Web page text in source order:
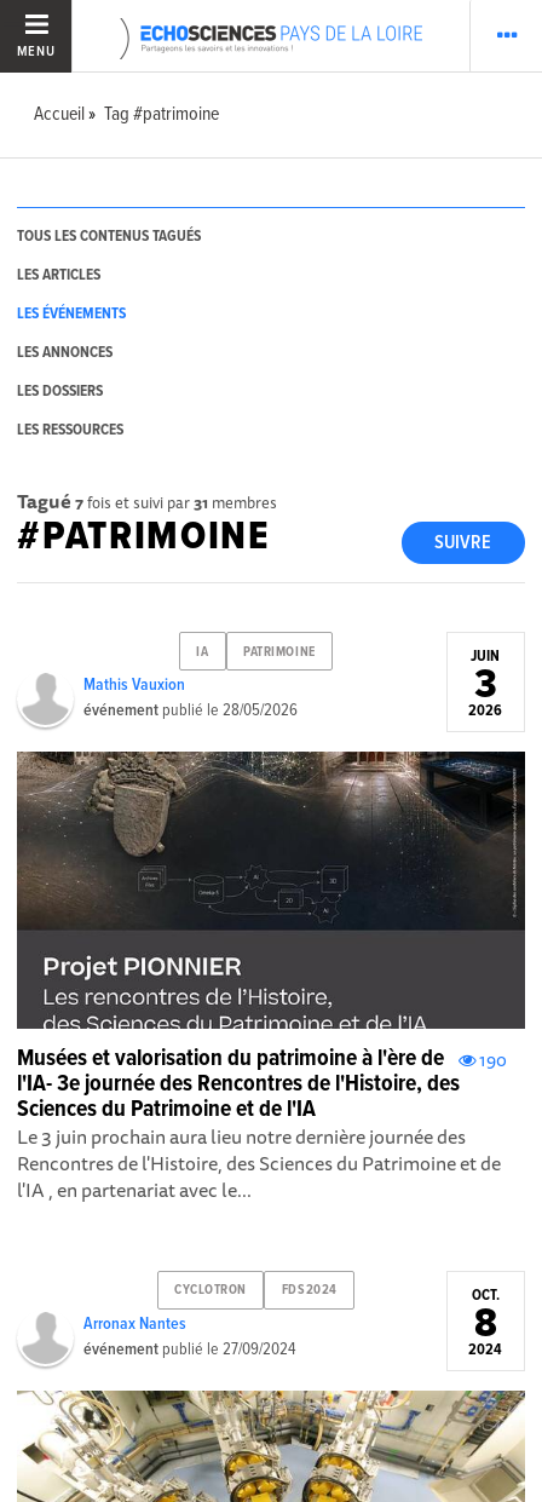
MENU
Accueil Tag #patrimoine
TOUS LES CONTENUS TAGUÉS
LES ARTICLES
LES ÉVÉNEMENTS
LES ANNONCES
LES DOSSIERS
LES RESSOURCES
Tagué 7fois et suivi par31 membres
SUIVRE
#PATRIMOINE
IA PATRIMOINE
Mathis Vauxion
événement publié le28/05/2026
JUIN
3
2026
190
Musées et valorisation du patrimoine à l'ère de
l'IA- 3e journée des Rencontres de l'Histoire, des
Sciences du Patrimoine et de l'IA
Le 3 juin prochain aura lieu notre dernière journée des
Rencontres de l'Histoire, des Sciences du Patrimoine et de
l'IA , en partenariat avec le...
CYCLOTRON FDS2024
Arronax Nantes
événement publié le27/09/2024
OCT.
8
2024